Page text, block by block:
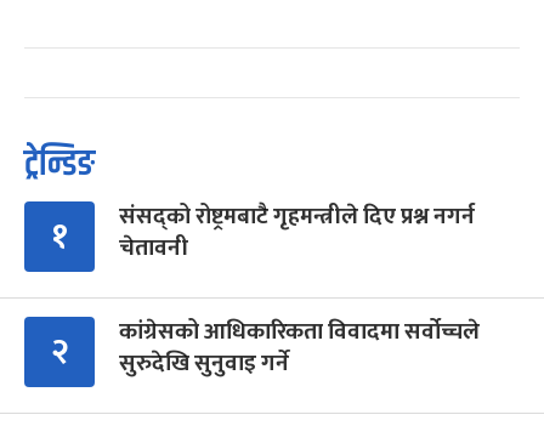
ट्रेन्डिङ
१
संसद्को रोष्ट्रमबाटै गृहमन्त्रीले दिए प्रश्न नगर्न
चेतावनी
२
कांग्रेसको आधिकारिकता विवादमा सर्वोच्चले
सुरुदेखि सुनुवाइ गर्ने